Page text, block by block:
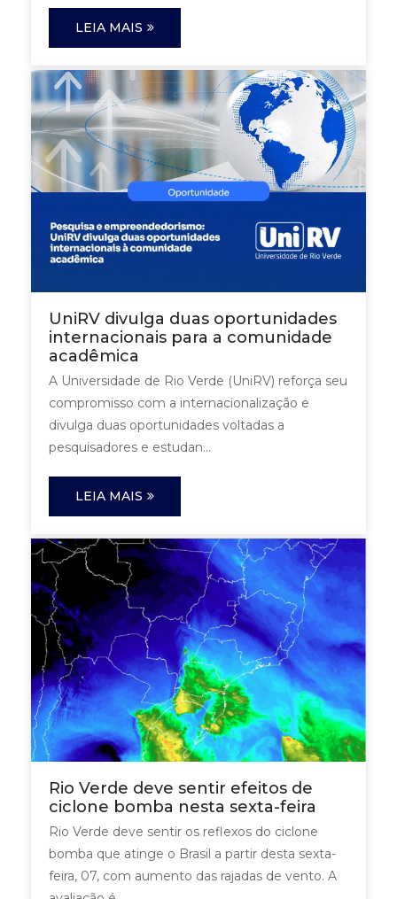
LEIA MAIS
UniRV divulga duas oportunidades
internacionais para a comunidade
acadêmica
A Universidade de Rio Verde (UniRV) reforça seu
compromisso com a internacionalização e
divulga duas oportunidades voltadas a
pesquisadores e estudan...
LEIA MAIS
Rio Verde deve sentir efeitos de
ciclone bomba nesta sexta-feira
Rio Verde deve sentir os reflexos do ciclone
bomba que atinge o Brasil a partir desta sexta-
feira, 07, com aumento das rajadas de vento. A